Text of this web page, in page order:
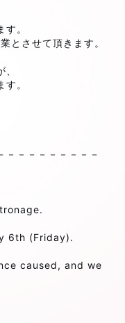
。
とさせて頂きます。
。
－－－－－－－－－
6th (Friday).
caused, and we